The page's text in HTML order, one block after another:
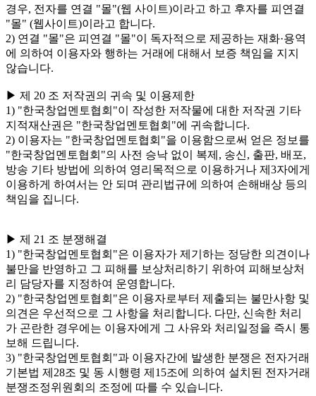
경우, 전자를 연결 "몰"(웹 사이트)이라고 하고 후자를 피연결
"몰" (웹사이트)이라고 합니다.
2) 연결 "몰"은 피연결 "몰"이 독자적으로 제공하는 재화·용역
에 의하여 이용자와 행하는 거래에 대해서 보증 책임을 지지
않습니다.
▶ 제 20 조 저작권의 귀속 및 이용제한
1) "한국창업멘토협회"이 작성한 저작물에 대한 저작권 기타
지적재산권은 "한국창업멘토협회"에 귀속합니다.
2) 이용자는 "한국창업멘토협회"을 이용함으로써 얻은 정보를
"한국창업멘토협회"의 사전 승낙 없이 복제, 송신, 출판, 배포,
방송 기타 방법에 의하여 영리목적으로 이용하거나 제3자에게
이용하게 하여서는 안 되며 관리법규에 의하여 손해배상 등의
책임을 집니다.
▶ 제 21 조 분쟁해결
1) "한국창업멘토협회"은 이용자가 제기하는 정당한 의견이나
불만을 반영하고 그 피해를 보상처리하기 위하여 피해보상처
리 담당자를 지정하여 운영합니다.
2) "한국창업멘토협회"은 이용자로부터 제출되는 불만사항 및
의견은 우선적으로 그 사항을 처리합니다. 다만, 신속한 처리
가 곤란한 경우에는 이용자에게 그 사유와 처리일정을 즉시 통
보해 드립니다.
3) "한국창업멘토협회"과 이용자간에 발생한 분쟁은 전자거래
기본법 제28조 및 동 시행령 제15조에 의하여 설치된 전자거래
분쟁조정위원회의 조정에 따를 수 있습니다.